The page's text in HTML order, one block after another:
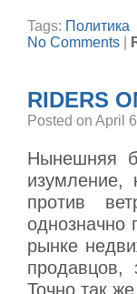
Tags: Политика
No Comments
RIDERS
Posted on April
Нынешняя
изумление,
против
однозначно
рынке
продавцов,
Точно так